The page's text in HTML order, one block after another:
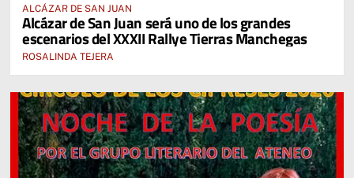
ALCÁZAR DE SAN JUAN
Alcázar de San Juan será uno de los grandes
escenarios del XXXII Rallye Tierras Manchegas
ROSALINDA TEJERA